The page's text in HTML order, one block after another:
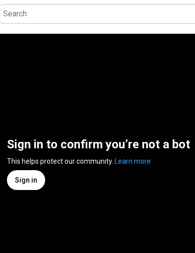
Sign in to confirm you’re not a bot
This helps protect our community. Learn more
Sign in